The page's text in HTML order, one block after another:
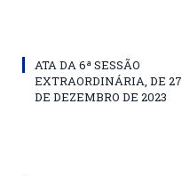
ATA DA 6ª SESSÃO
EXTRAORDINÁRIA, DE 27
DE DEZEMBRO DE 2023